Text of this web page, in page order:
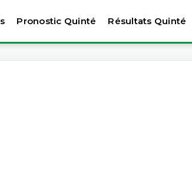
Pronostic Quinté Résultats Quinté